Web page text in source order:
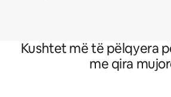
Kushtet më të pëlqyera
me qira